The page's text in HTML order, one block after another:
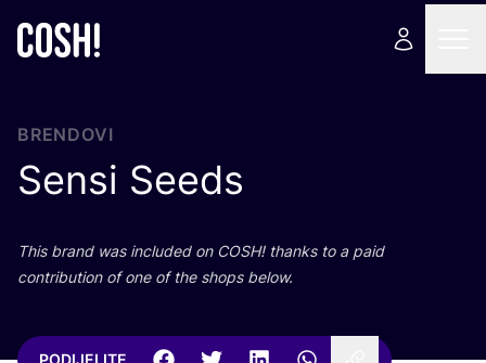
BRENDOVI
Sensi Seeds
This brand was inclu­ded on COSH! than­ks to a paid
con­tri­bu­ti­on of one of the shops below.
PODIJELITE